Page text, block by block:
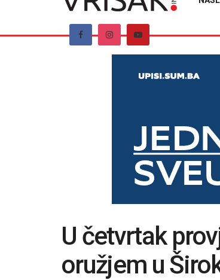
U četvrtak
oružjem u